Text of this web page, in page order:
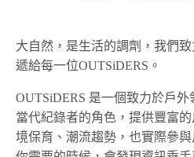
大自然，是生活的調劑，我們
遞給每一位OUTSiDERS。
OUTSiDERS 是一個致力於戶
當代紀錄者的角色，提供豐富
境保育、潮流趨勢，也實際參